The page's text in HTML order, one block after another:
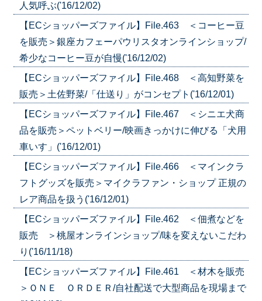
人気呼ぶ('16/12/02)
【ECショッパーズファイル】File.463 ＜コーヒー豆
を販売＞銀座カフェーパウリスタオンラインショップ/
希少なコーヒー豆が自慢('16/12/02)
【ECショッパーズファイル】File.468 ＜高知野菜を
販売＞土佐野菜/「仕送り」がコンセプト('16/12/01)
【ECショッパーズファイル】File.467 ＜シニエ犬商
品を販売＞ペットベリー/映画きっかけに伸びる「犬用
車いす」('16/12/01)
【ECショッパーズファイル】File.466 ＜マインクラ
フトグッズを販売＞マイクラファン・ショップ 正規の
レア商品を扱う('16/12/01)
【ECショッパーズファイル】File.462 ＜佃煮などを
販売 ＞桃屋オンラインショップ/味を変えないこだわ
り('16/11/18)
【ECショッパーズファイル】File.461 ＜材木を販売
＞ＯＮＥ ＯＲＤＥＲ/自社配送で大型商品を現場まで